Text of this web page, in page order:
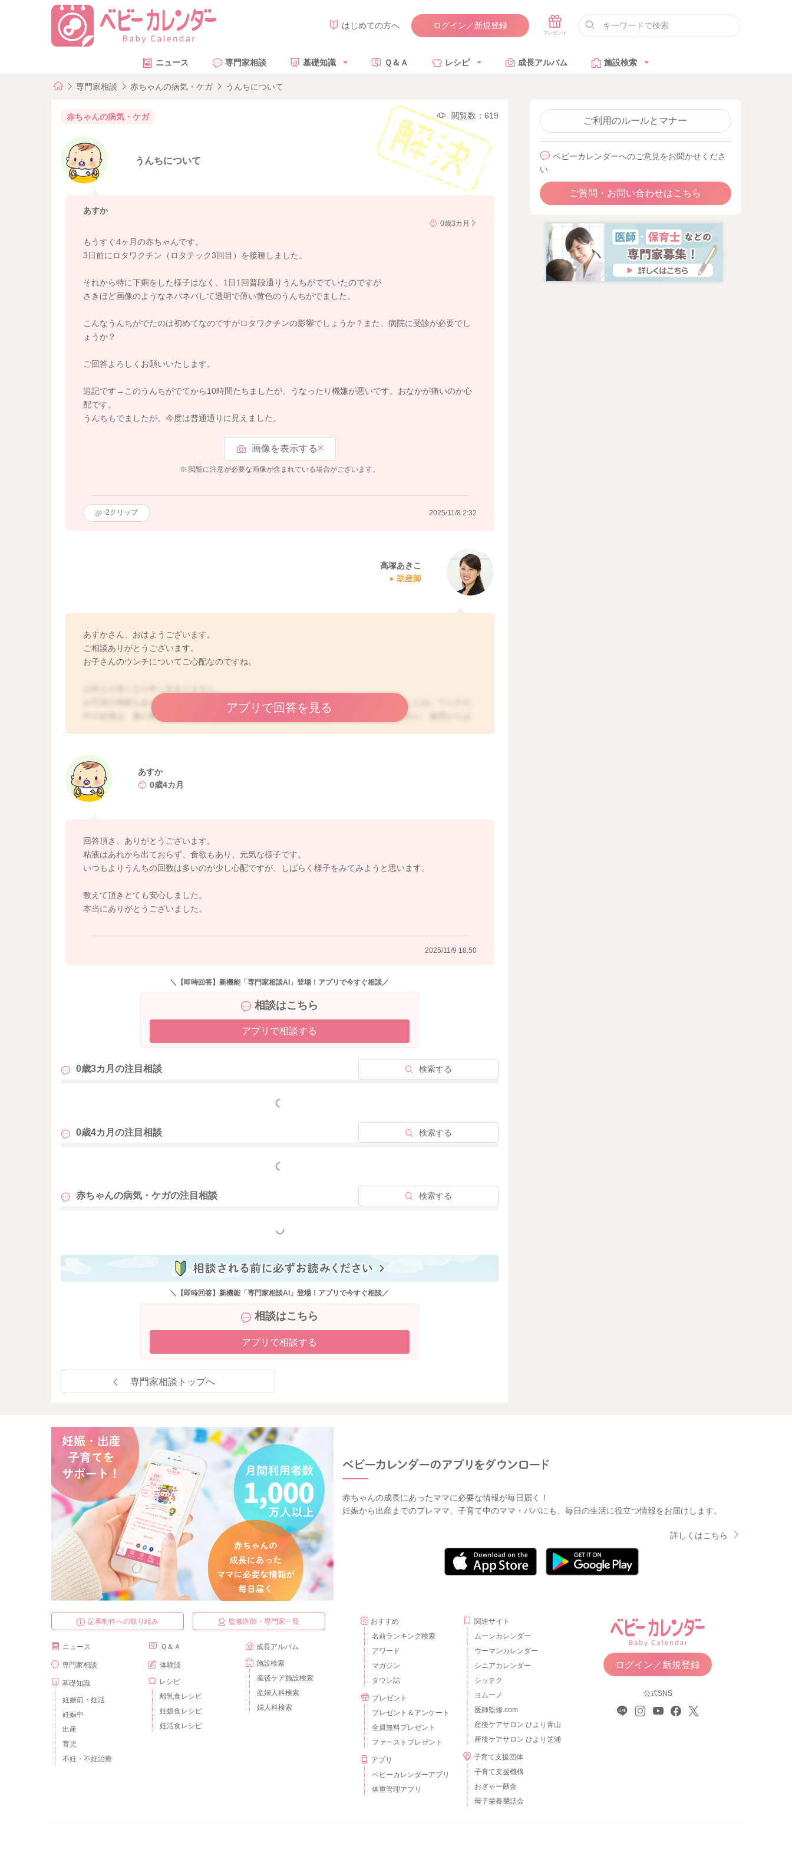
はじめての方へ ログイン／新規登録
ニュース 専門家相談 基礎知識 Ｑ＆Ａ レシピ 成長アルバム 施設検索
専門家相談 赤ちゃんの病気・ケガ うんちについて
赤ちゃんの病気・ケガ 閲覧数：619
うんちについて
あすか
0歳3カ月
もうすぐ4ヶ月の赤ちゃんです。
3日前にロタワクチン（ロタテック3回目）を接種しました。
それから特に下痢をした様子はなく、1日1回普段通りうんちがでていたのですが
さきほど画像のようなネバネバして透明で薄い黄色のうんちがでました。
こんなうんちがでたのは初めてなのですがロタワクチンの影響でしょうか？また、病院に受診が必要でし
ょうか？
ご回答よろしくお願いいたします。
追記です→このうんちがでてから10時間たちましたが、うなったり機嫌が悪いです。おなかが痛いのか心
配です。
うんちもでましたが、今度は普通通りに見えました。
画像を表示する※
※ 閲覧に注意が必要な画像が含まれている場合がございます。
2クリップ 2025/11/8 2:32
高塚あきこ
助産師
あすかさん、おはようございます。
ご相談ありがとうございます。
お子さんのウンチについてご心配なのですね。
お写真の掲載もありがとうございます。粘液のようなものが出たことがご心配になりましたね。ウンチの
中の粘液は、腸の粘膜から分泌される粘液かと思います。ウンチを滑らかに押し出すために、腸壁からは
ですが、多量に出ていたり、粘液の量がどんどん増えてくる場合は、腸が炎症を起こしている可能性もあ
りますので、小児科でご相談いただくと安心かと思いますよ。一時的なもので、お子さんの機嫌が良く、
おっぱいやミルクの飲みもよく、元気があり、体重が増えていれば少しご様子を見ていただいてもご心配
はないかと思いますよ。もし不機嫌が続いたりするようでしたら、ワクチンを接種なさった小児科でご相
アプリで回答を見る
あすか
0歳4カ月
回答頂き、ありがとうございます。
粘液はあれから出ておらず、食欲もあり、元気な様子です。
いつもよりうんちの回数は多いのが少し心配ですが、しばらく様子をみてみようと思います。
教えて頂きとても安心しました。
本当にありがとうございました。
2025/11/9 18:50
＼【即時回答】新機能「専門家相談AI」登場！アプリで今すぐ相談／
相談はこちら
アプリで相談する
0歳3カ月の注目相談 検索する
もっと見る
0歳4カ月の注目相談 検索する
もっと見る
赤ちゃんの病気・ケガの注目相談 検索する
もっと見る
＼【即時回答】新機能「専門家相談AI」登場！アプリで今すぐ相談／
相談はこちら
アプリで相談する
専門家相談トップへ
ご利用のルールとマナー
ベビーカレンダーへのご意見をお聞かせくださ
い
ご質問・お問い合わせはこちら
赤ちゃんの成長にあったママに必要な情報が毎日届く！
妊娠から出産までのプレママ、子育て中のママ・パパにも、毎日の生活に役立つ情報をお届けします。
詳しくはこちら
記事制作への取り組み 監修医師・専門家一覧
ニュース
専門家相談
基礎知識
妊娠前・妊活
妊娠中
出産
育児
不妊・不妊治療
Ｑ＆Ａ
体験談
レシピ
離乳食レシピ
妊娠食レシピ
妊活食レシピ
成長アルバム
施設検索
産後ケア施設検索
産婦人科検索
婦人科検索
おすすめ
名前ランキング検索
アワード
マガジン
タウン誌
プレゼント
プレゼント＆アンケート
全員無料プレゼント
ファーストプレゼント
アプリ
ベビーカレンダーアプリ
体重管理アプリ
関連サイト
ムーンカレンダー
ウーマンカレンダー
シニアカレンダー
シッテク
ヨムーノ
医師監修.com
産後ケアサロン ひより青山
産後ケアサロン ひより芝浦
子育て支援団体
子育て支援機構
おぎゃー献金
母子栄養懇話会
ログイン／新規登録
公式SNS